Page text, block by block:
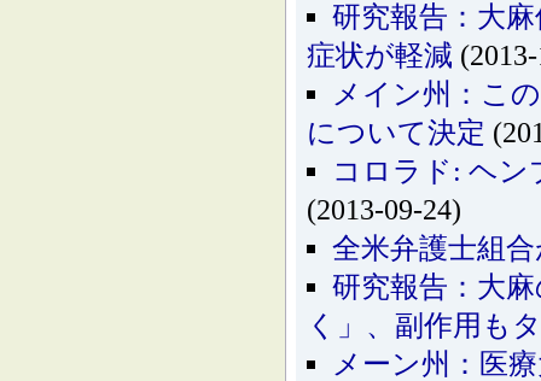
研究報告：大
症状が軽減
メイン州：こ
について決定
コロラド: ヘン
(2013-09-24)
全米弁護士組
研究報告：大
く」、副作用も
メーン州：医